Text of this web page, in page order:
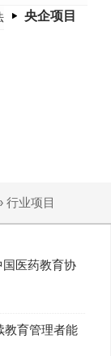
央企项目
行业项目
医药教育协
育管理者能